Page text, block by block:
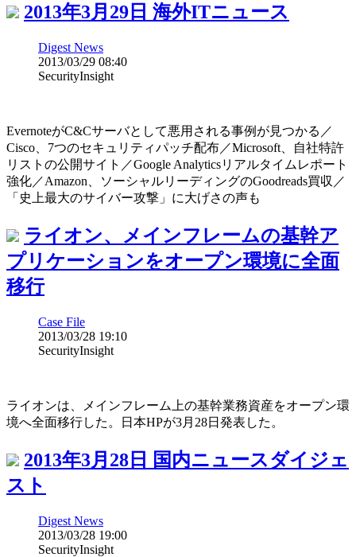
2013年3月29日 海外ITニュース
Digest News
2013/03/29 08:40
SecurityInsight
EvernoteがC&Cサーバとして悪用される事例が見つかる／
Cisco、7つのセキュリティパッチ配布／Microsoft、自社特許
リストの公開サイト／Google Analyticsリアルタイムレポート
強化／Amazon、ソーシャルリーディングのGoodreads買収／
「史上最大のサイバー攻撃」に大げさの声も
ライオン、メインフレームの基幹ア
プリケーションをオープン環境に全面
移行
Case File
2013/03/28 19:10
SecurityInsight
ライオンは、メインフレーム上の基幹業務資産をオープン環
境へ全面移行した。日本HPが3月28日発表した。
2013年3月28日 国内ニュースダイジェ
スト
Digest News
2013/03/28 19:00
SecurityInsight